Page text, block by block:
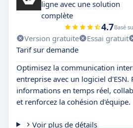
ligne avec une solution
complète
4.7Basé
Version gratuite Essai gratuit
Tarif sur demande
Optimisez la communication
entreprise avec un logiciel d'ESN.
informations en temps réel,
et renforcez la cohésion d'équipe.
Voir plus de détails